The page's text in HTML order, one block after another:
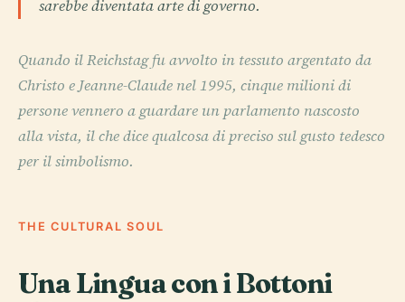
sarebbe diventata arte di governo.
Quando il Reichstag fu avvolto in tessuto argentato da
Christo e Jeanne-Claude nel 1995, cinque milioni di
persone vennero a guardare un parlamento nascosto
alla vista, il che dice qualcosa di preciso sul gusto tedesco
per il simbolismo.
THE CULTURAL SOUL
Una Lingua con i Bottoni